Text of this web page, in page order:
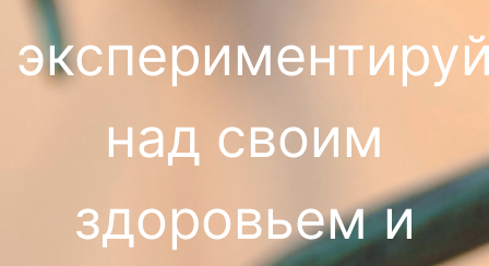
над своим
здоровьем и